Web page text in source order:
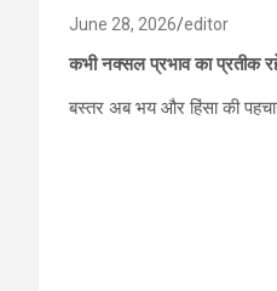
June 28, 2026 editor
कभी नक्सल प्रभाव का प्रतीक
बस्तर अब भय और हिंसा की